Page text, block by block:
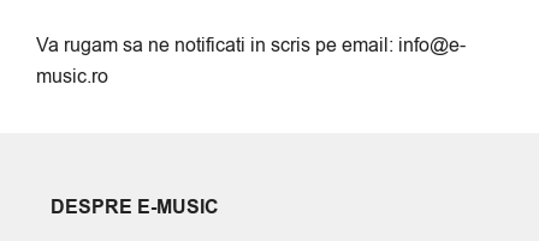
Va rugam sa ne notificati in scris pe email: info@e-
music.ro
DESPRE E-MUSIC